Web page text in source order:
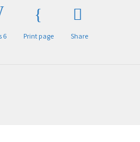
Share
Print page
6
Likes